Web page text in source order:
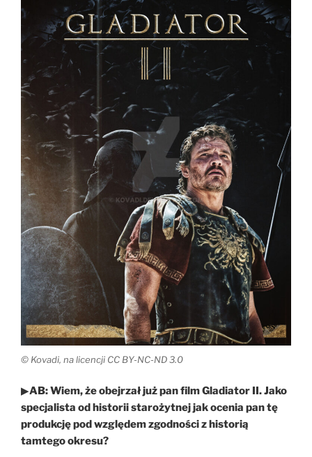
© Kovadi, na licencji CC BY-NC-ND 3.0
▶AB: Wiem, że obejrzał już pan film Gladiator II. Jako
specjalista od historii starożytnej jak ocenia pan tę
produkcję pod względem zgodności z historią
tamtego okresu?